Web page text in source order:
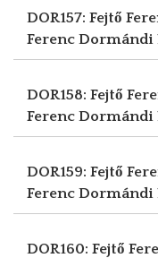
DOR157: Fejtő
Ferenc Dormándi
DOR158: Fejtő
Ferenc Dormándi
DOR159: Fejtő
Ferenc Dormándi
DOR160: Fejtő